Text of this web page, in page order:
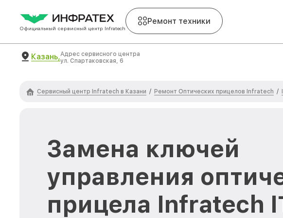
Официальный сервисный центр Infratech
Ремонт техники
Казань,Адрес сервисного центра
ул. Спартаковская, 6
Сервисный центр Infratech в Казани / Ремонт Оптических прицелов Infratech /
Замена ключей
управления
прицела Infratech